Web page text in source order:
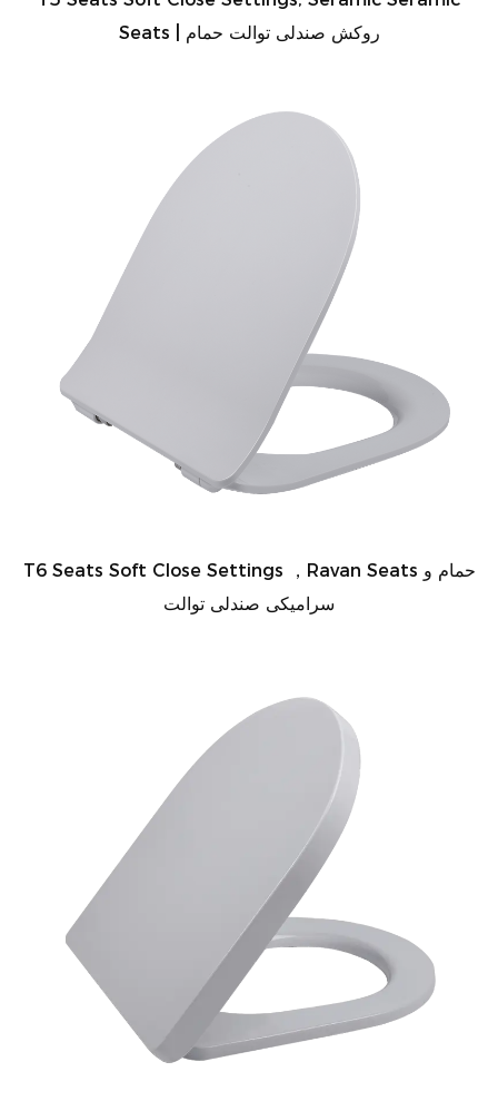
Seats | روکش صندلی توالت حمام
T6 Seats Soft Close Settings ，Ravan Seats حمام و
سرامیکی صندلی توالت